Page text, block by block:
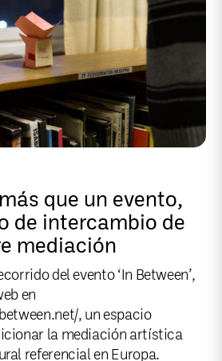
más que un evento,
de intercambio de
mediación
del evento ‘In Between’,
en
, un espacio
la mediación artística
referencial en Europa.